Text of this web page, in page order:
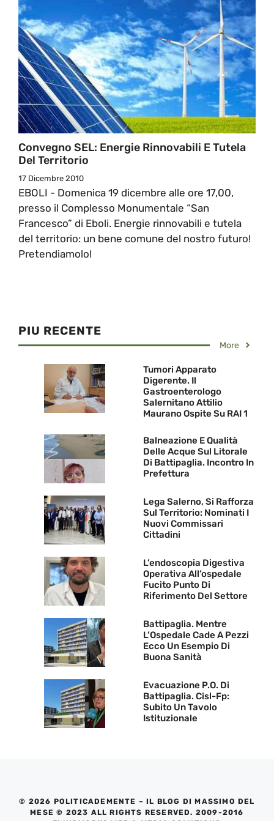
Convegno SEL: Energie Rinnovabili E Tutela
Del Territorio
17 Dicembre 2010
EBOLI - Domenica 19 dicembre alle ore 17,00,
presso il Complesso Monumentale “San
Francesco” di Eboli. Energie rinnovabili e tutela
del territorio: un bene comune del nostro futuro!
Pretendiamolo!
PIU RECENTE
More
Tumori Apparato
Digerente. Il
Gastroenterologo
Salernitano Attilio
Maurano Ospite Su RAI 1
Balneazione E Qualità
Delle Acque Sul Litorale
Di Battipaglia. Incontro In
Prefettura
Lega Salerno, Si Rafforza
Sul Territorio: Nominati I
Nuovi Commissari
Cittadini
L’endoscopia Digestiva
Operativa All’ospedale
Fucito Punto Di
Riferimento Del Settore
Battipaglia. Mentre
L’Ospedale Cade A Pezzi
Ecco Un Esempio Di
Buona Sanità
Evacuazione P.O. Di
Battipaglia. Cisl-Fp:
Subito Un Tavolo
Istituzionale
© 2026 POLITICADEMENTE – IL BLOG DI MASSIMO DEL
MESE © 2023 ALL RIGHTS RESERVED. 2009-2016